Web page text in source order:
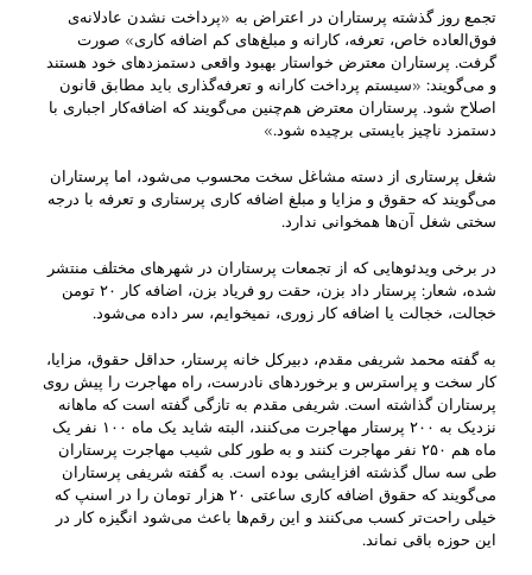
تجمع روز گذشته پرستاران در اعتراض به «پرداخت نشدن عادلانه‌ی
فوق‌العاده خاص، تعرفه، کارانه و مبلغ‌های کم اضافه کاری» صورت
گرفت. پرستاران معترض خواستار بهبود واقعی دستمزدهای خود هستند
و می‌گویند: «سیستم پرداخت کارانه و تعرفه‌گذاری باید مطابق قانون
اصلاح شود. پرستاران معترض هم‌چنین می‌گویند که اضافه‌کار اجباری با
دستمزد ناچیز بایستی برچیده شود.»
شغل پرستاری از دسته مشاغل سخت محسوب می‌شود، اما پرستاران
می‌گویند که حقوق و مزایا و مبلغ اضافه کاری پرستاری و تعرفه با درجه
سختی شغل آن‌ها همخوانی ندارد.
در برخی ویدئوهایی که از تجمعات پرستاران در شهرهای مختلف منتشر
شده، شعار: پرستار داد بزن، حقت رو فریاد بزن، اضافه کار ۲۰ تومن
خجالت، خجالت یا اضافه کار زوری، نمیخوایم، سر داده می‌شود.
به گفته محمد شریفی مقدم، دبیرکل خانه پرستار، حداقل حقوق، مزایا،
کار سخت و پراسترس و برخورد‌های نادرست، راه مهاجرت را پیش روی
پرستاران گذاشته است. شریفی مقدم به تازگی گفته است که ماهانه
نزدیک به ۲۰۰ پرستار مهاجرت می‌کنند، البته شاید یک ماه ۱۰۰ نفر یک
ماه هم ۲۵۰ نفر مهاجرت کنند و به طور کلی شیب مهاجرت پرستاران
طی سه سال گذشته افزایشی بوده است. به گفته شریفی پرستاران
می‌گویند که حقوق اضافه کاری ساعتی ۲۰ هزار تومان را در اسنپ که
خیلی راحت‌تر کسب می‌کنند و این رقم‌ها باعث می‌شود انگیزه کار در
این حوزه باقی نماند.